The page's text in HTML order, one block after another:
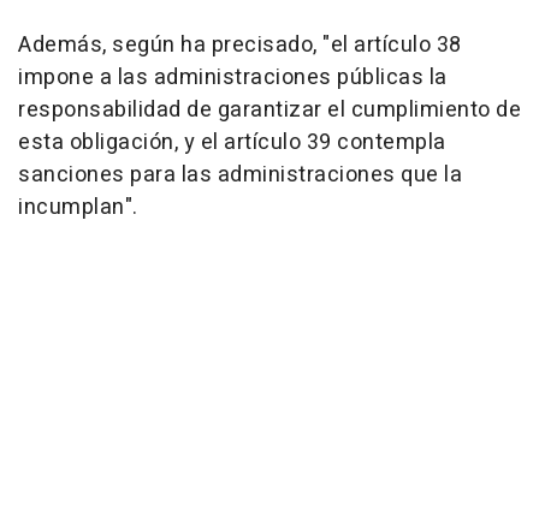
Además, según ha precisado, "el artículo 38
impone a las administraciones públicas la
responsabilidad de garantizar el cumplimiento de
esta obligación, y el artículo 39 contempla
sanciones para las administraciones que la
incumplan".